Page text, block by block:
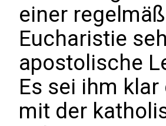
einer
Eucharistie
apostolische
Es sei ihm
mit der